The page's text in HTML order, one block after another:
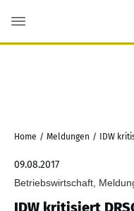
Home / Meldungen /
09.08.2017
Betriebswirtschaft,
IDW kritisiert